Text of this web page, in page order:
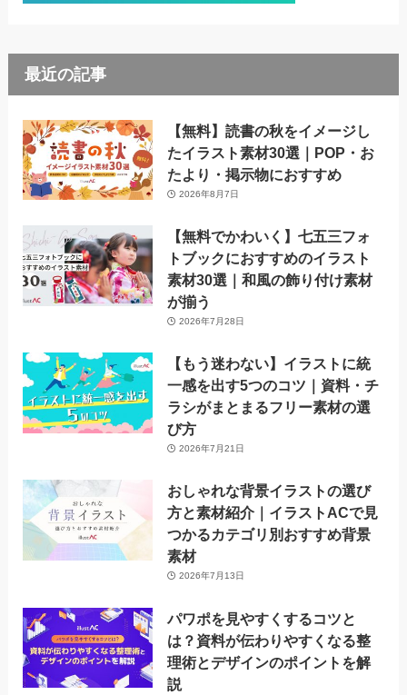
最近の記事
【無料】読書の秋をイメージし
たイラスト素材30選｜POP・お
たより・掲示物におすすめ
2026年8月7日
【無料でかわいく】七五三フォ
トブックにおすすめのイラスト
素材30選｜和風の飾り付け素材
が揃う
2026年7月28日
【もう迷わない】イラストに統
一感を出す5つのコツ｜資料・チ
ラシがまとまるフリー素材の選
び方
2026年7月21日
おしゃれな背景イラストの選び
方と素材紹介｜イラストACで見
つかるカテゴリ別おすすめ背景
素材
2026年7月13日
パワポを見やすくするコツと
は？資料が伝わりやすくなる整
理術とデザインのポイントを解
説